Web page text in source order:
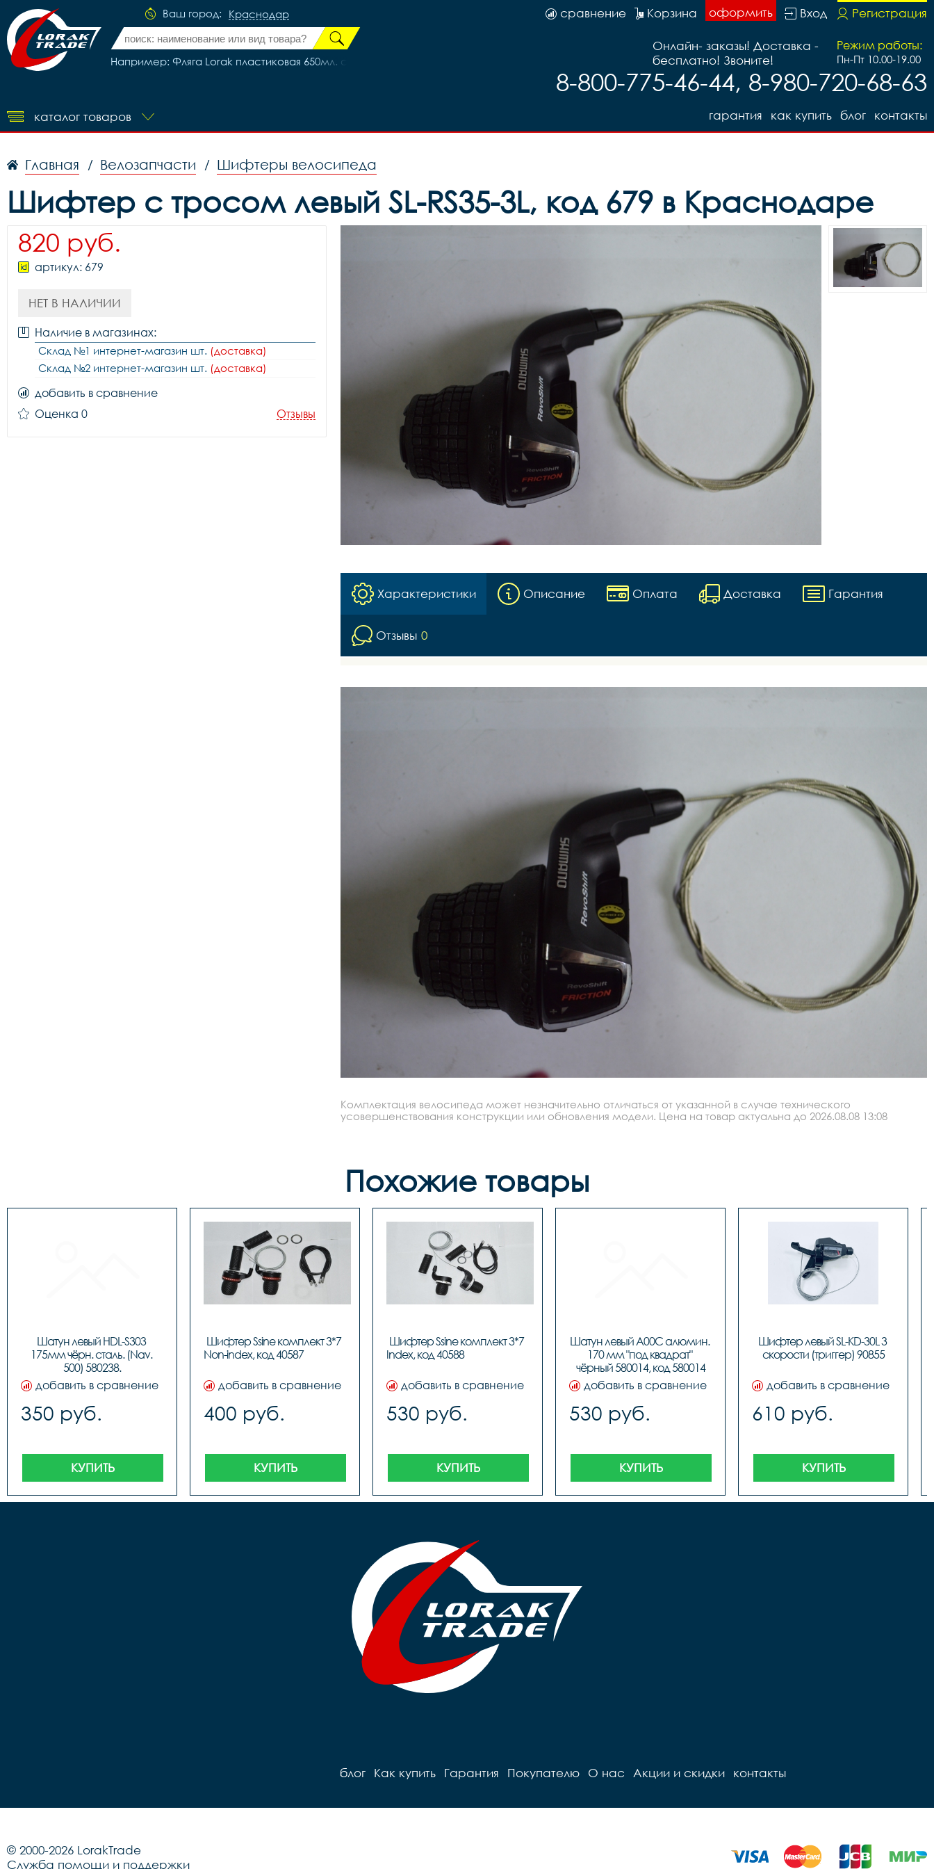
Ваш город: Краснодар
Например: Фляга Lorak пластиковая 650мл. синяя, код 41582
Регистрация
Вход
оформить
Корзина
сравнение
Режим работы:
Пн-Пт 10.00-19.00
Онлайн- заказы! Доставка -
бесплатно! Звоните!
8-800-775-46-44, 8-980-720-68-63
каталог товаров контакты
блог
как купить
гарантия
Главная / Велозапчасти / Шифтеры велосипеда
Шифтер с тросом левый SL-RS35-3L, код 679 в Краснодаре
820 руб.
артикул: 679
НЕТ В НАЛИЧИИ
Наличие в магазинах:
Склад №1 интернет-магазин шт. (доставка)
Склад №2 интернет-магазин шт. (доставка)
добавить в сравнение
Оценка 0
Отзывы
Характеристики Описание Оплата Доставка Гарантия
Отзывы 0
Комплектация велосипеда может незначительно отличаться от указанной в случае технического
усовершенствования конструкции или обновления модели. Цена на товар актуальна до 2026.08.08 13:08
Похожие товары
Шатун левый HDL-S303
175мм чёрн. сталь. (Nav.
добавить в сравнение
350 руб.
КУПИТЬ
Шифтер Ssine комплект 3*7
Non-index, код
добавить в сравнение
400 руб.
КУПИТЬ
Шифтер Ssine комплект 3*7
Index, код
добавить в сравнение
530 руб.
КУПИТЬ
Шатун левый A00C алюмин.
170 мм "под квадрат"
чёрный 580014, код 580014
добавить в сравнение
530 руб.
КУПИТЬ
Шифтер левый SL-KD-30L 3
скорости (триггер) 90855
добавить в сравнение
610 руб.
КУПИТЬ
блог Как купить Гарантия Покупателю О нас Акции и скидки контакты
© 2000-2026 LorakTrade
Служба помощи и поддержки